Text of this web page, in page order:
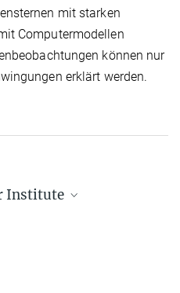
mit starken
Computermodellen
können nur
erklärt werden.
Institute